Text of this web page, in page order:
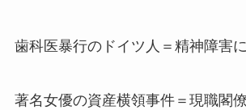
歯科医暴行のドイツ人＝精神障害
著名女優の資産横領事件＝現職閣